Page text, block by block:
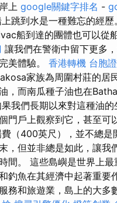
上 google關鍵字排名 -
跳到水是一種難忘的經歷
船到達的團體也可以從
讓我們在警衛中留下更多
美體驗。 香港轉機 台胞證
家族為周圍村莊的居
，而南瓜種子油也在
我們長期以來對這種油
門戶上觀察到它，甚至可
（400英尺），並不總是
，但並非總是如此，讓我
間。 這些島嶼是世界上最
釣魚在其經濟中起著重要
務和旅遊業，島上的大多